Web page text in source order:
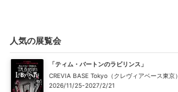
人気の展覧会
「ティム・バートンのラビリンス」
CREVIA BASE Tokyo（クレヴィアベース東京）
2026/11/25-2027/2/21